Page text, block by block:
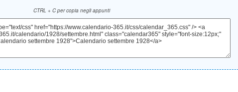
CTRL + C per copia negli appunti